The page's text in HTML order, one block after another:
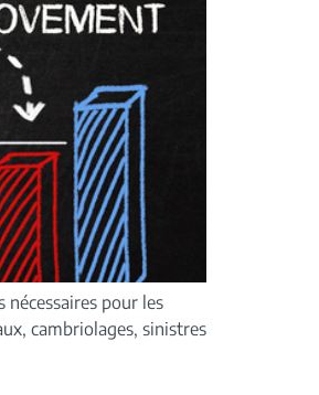
pour les
cambriolages, sinistres